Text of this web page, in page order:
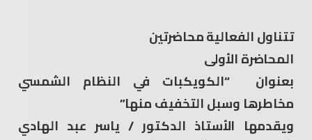
تتناول الفعالية محاضرتين
المحاضرة الأولى
بعنوان “الكويكبات في النظام الشمسي
مخاطرها وسبل التخفيف منها”
ويقدمها الأستاذ الدكتور / ياسر عبد الهادي